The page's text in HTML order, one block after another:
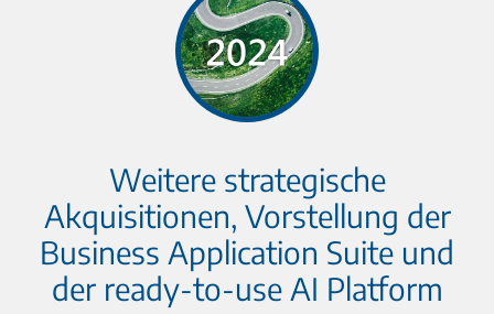
Weitere strategische
Akquisitionen, Vorstellung der
Business Application Suite und
der ready-to-use AI Platform